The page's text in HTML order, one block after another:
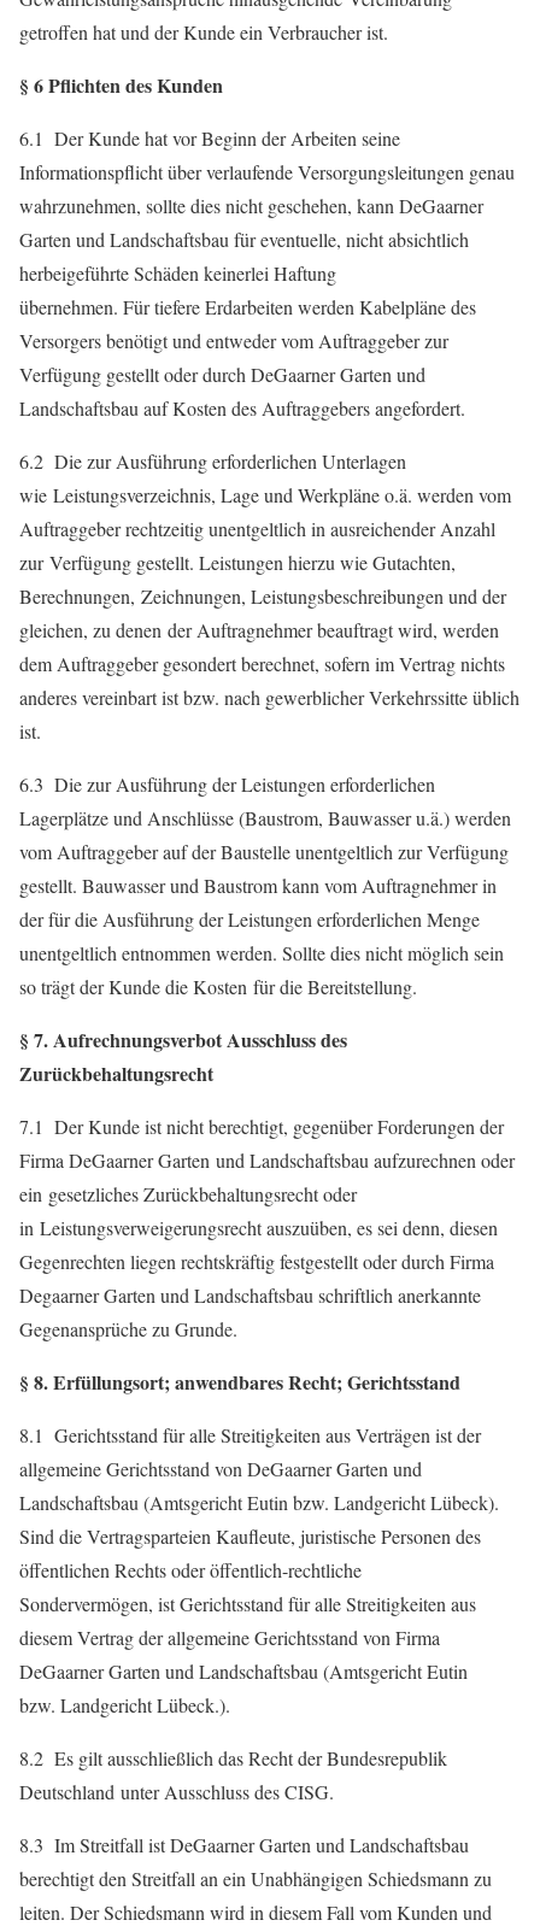
getroffen hat und der Kunde ein Verbraucher ist.
§ 6 Pflichten des Kunden
6.1 Der Kunde hat vor Beginn der Arbeiten seine
Informationspflicht über verlaufende Versorgungsleitungen genau
wahrzunehmen, sollte dies nicht geschehen, kann DeGaarner
Garten und Landschaftsbau für eventuelle, nicht absichtlich
herbeigeführte Schäden keinerlei Haftung
übernehmen. Für tiefere Erdarbeiten werden Kabelpläne des
Versorgers benötigt und entweder vom Auftraggeber zur
Verfügung gestellt oder durch DeGaarner Garten und
Landschaftsbau auf Kosten des Auftraggebers angefordert.
6.2 Die zur Ausführung erforderlichen Unterlagen
wie Leistungsverzeichnis, Lage und Werkpläne o.ä. werden vom
Auftraggeber rechtzeitig unentgeltlich in ausreichender Anzahl
zur Verfügung gestellt. Leistungen hierzu wie Gutachten,
Berechnungen, Zeichnungen, Leistungsbeschreibungen und der
gleichen, zu denen der Auftragnehmer beauftragt wird, werden
dem Auftraggeber gesondert berechnet, sofern im Vertrag nichts
anderes vereinbart ist bzw. nach gewerblicher Verkehrssitte üblich
ist.
6.3 Die zur Ausführung der Leistungen erforderlichen
Lagerplätze und Anschlüsse (Baustrom, Bauwasser u.ä.) werden
vom Auftraggeber auf der Baustelle unentgeltlich zur Verfügung
gestellt. Bauwasser und Baustrom kann vom Auftragnehmer in
der für die Ausführung der Leistungen erforderlichen Menge
unentgeltlich entnommen werden. Sollte dies nicht möglich sein
so trägt der Kunde die Kosten für die Bereitstellung.
§ 7. Aufrechnungsverbot Ausschluss des
Zurückbehaltungsrecht
7.1 Der Kunde ist nicht berechtigt, gegenüber Forderungen der
Firma DeGaarner Garten und Landschaftsbau aufzurechnen oder
ein gesetzliches Zurückbehaltungsrecht oder
in Leistungsverweigerungsrecht auszuüben, es sei denn, diesen
Gegenrechten liegen rechtskräftig festgestellt oder durch Firma
Degaarner Garten und Landschaftsbau schriftlich anerkannte
Gegenansprüche zu Grunde.
§ 8. Erfüllungsort; anwendbares Recht; Gerichtsstand
8.1 Gerichtsstand für alle Streitigkeiten aus Verträgen ist der
allgemeine Gerichtsstand von DeGaarner Garten und
Landschaftsbau (Amtsgericht Eutin bzw. Landgericht Lübeck).
Sind die Vertragsparteien Kaufleute, juristische Personen des
öffentlichen Rechts oder öffentlich-rechtliche
Sondervermögen, ist Gerichtsstand für alle Streitigkeiten aus
diesem Vertrag der allgemeine Gerichtsstand von Firma
DeGaarner Garten und Landschaftsbau (Amtsgericht Eutin
bzw. Landgericht Lübeck.).
8.2 Es gilt ausschließlich das Recht der Bundesrepublik
Deutschland unter Ausschluss des CISG.
8.3 Im Streitfall ist DeGaarner Garten und Landschaftsbau
berechtigt den Streitfall an ein Unabhängigen Schiedsmann zu
leiten. Der Schiedsmann wird in diesem Fall vom Kunden und